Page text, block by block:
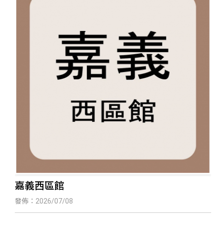
嘉義西區館
發佈：2026/07/08